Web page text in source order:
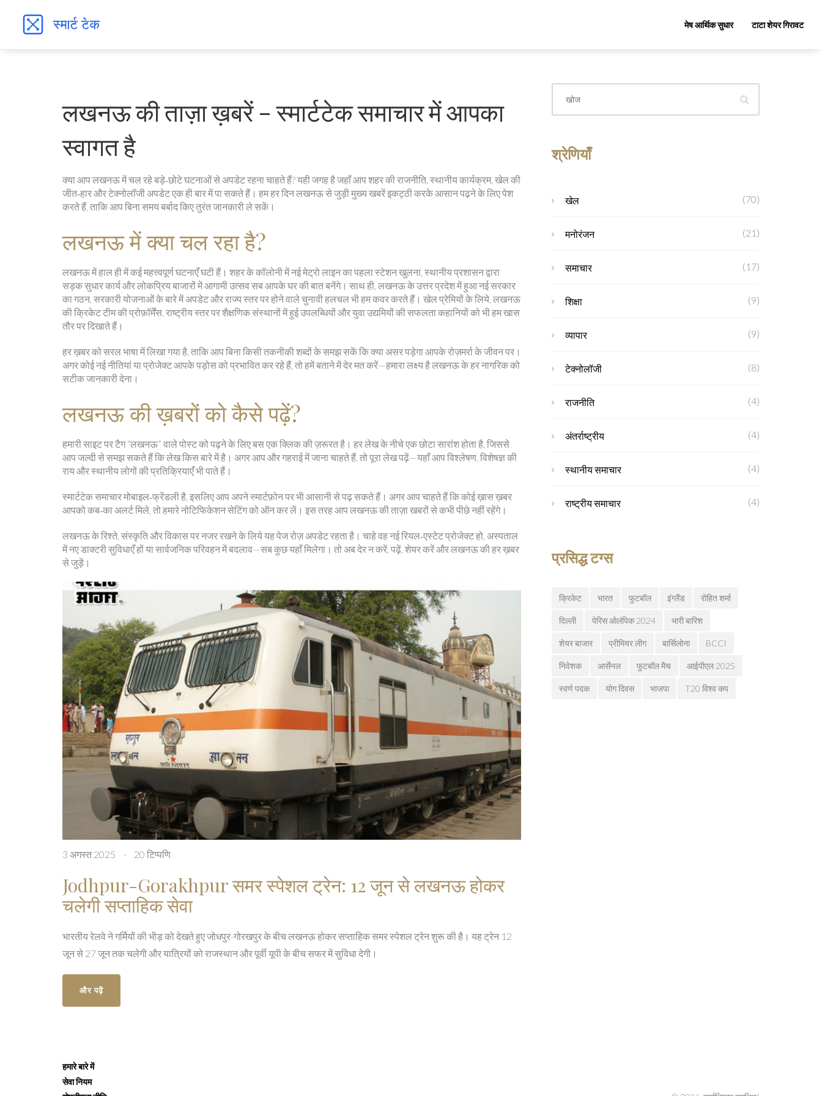
मेष आर्थिक सुधार टाटा शेयर गिरावट
लखनऊ की ताज़ा ख़बरें – स्मार्टटेक समाचार में आपका
स्वागत है
क्या आप लखनऊ में चल रहे बड़े‑छोटे घटनाओं से अपडेट रहना चाहते हैं? यही जगह है जहाँ आप शहर की राजनीति, स्थानीय कार्यक्रम, खेल की
जीत‑हार और टेक्नोलॉजी अपडेट एक ही बार में पा सकते हैं। हम हर दिन लखनऊ से जुड़ी मुख्य खबरें इकट्ठी करके आसान पढ़ने के लिए पेश
करते हैं, ताकि आप बिना समय बर्बाद किए तुरंत जानकारी ले सकें।
लखनऊ में क्या चल रहा है?
लखनऊ में हाल ही में कई महत्त्वपूर्ण घटनाएँ घटी हैं। शहर के कॉलोनी में नई मेट्रो लाइन का पहला स्टेशन खुलना, स्थानीय प्रशासन द्वारा
सड़क सुधार कार्य और लोकप्रिय बाजारों में आगामी उत्सव सब आपके घर की बात बनेंगे। साथ ही, लखनऊ के उत्तर प्रदेश में हुआ नई सरकार
का गठन, सरकारी योजनाओं के बारे में अपडेट और राज्य स्तर पर होने वाले चुनावी हलचल भी हम कवर करते हैं। खेल प्रेमियों के लिये, लखनऊ
की क्रिकेट टीम की प्रोफ़ॉर्मेंस, राष्ट्रीय स्तर पर शैक्षणिक संस्थानों में हुई उपलब्धियों और युवा उद्यमियों की सफलता कहानियों को भी हम खास
तौर पर दिखाते हैं।
हर ख़बर को सरल भाषा में लिखा गया है, ताकि आप बिना किसी तकनीकी शब्दों के समझ सकें कि क्या असर पड़ेगा आपके रोज़मर्रा के जीवन पर।
अगर कोई नई नीतियां या प्रोजेक्ट आपके पड़ोस को प्रभावित कर रहे हैं, तो हमें बताने में देर मत करें—हमारा लक्ष्य है लखनऊ के हर नागरिक को
सटीक जानकारी देना।
लखनऊ की ख़बरों को कैसे पढ़ें?
हमारी साइट पर टैग “लखनऊ” वाले पोस्ट को पढ़ने के लिए बस एक क्लिक की ज़रूरत है। हर लेख के नीचे एक छोटा सारांश होता है, जिससे
आप जल्दी से समझ सकते हैं कि लेख किस बारे में है। अगर आप और गहराई में जाना चाहते हैं, तो पूरा लेख पढ़ें—यहाँ आप विश्लेषण, विशेषज्ञ की
राय और स्थानीय लोगों की प्रतिक्रियाएँ भी पाते हैं।
स्मार्टटेक समाचार मोबाइल‑फ्रेंडली है, इसलिए आप अपने स्मार्टफ़ोन पर भी आसानी से पढ़ सकते हैं। अगर आप चाहते हैं कि कोई ख़ास ख़बर
आपको कब‑का अलर्ट मिले, तो हमारे नोटिफिकेशन सेटिंग को ऑन कर लें। इस तरह आप लखनऊ की ताज़ा खबरों से कभी पीछे नहीं रहेंगे।
लखनऊ के रिश्ते, संस्कृति और विकास पर नजर रखने के लिये यह पेज रोज़ अपडेट रहता है। चाहे वह नई रियल‑एस्टेट प्रोजेक्ट हो, अस्पताल
में नए डाक्टरी सुविधाएँ हों या सार्वजनिक परिवहन में बदलाव—सब कुछ यहाँ मिलेगा। तो अब देर न करें, पढ़ें, शेयर करें और लखनऊ की हर ख़बर
से जुड़ें।
3 अगस्त 2025 · 20 टिप्पणि
Jodhpur-Gorakhpur समर स्पेशल ट्रेन: 12 जून से लखनऊ होकर
चलेगी सप्ताहिक सेवा
भारतीय रेलवे ने गर्मियों की भीड़ को देखते हुए जोधपुर-गोरखपुर के बीच लखनऊ होकर सप्ताहिक समर स्पेशल ट्रेन शुरू की है। यह ट्रेन 12
जून से 27 जून तक चलेगी और यात्रियों को राजस्थान और पूर्वी यूपी के बीच सफर में सुविधा देगी।
और पढ़ें
श्रेणियाँ
खेल (70)
मनोरंजन (21)
समाचार (17)
शिक्षा (9)
व्यापार (9)
टेक्नोलॉजी (8)
राजनीति (4)
अंतर्राष्ट्रीय (4)
स्थानीय समाचार (4)
राष्ट्रीय समाचार (4)
प्रसिद्ध टग्स
क्रिकेट भारत फुटबॉल इंग्लैंड रोहित शर्मा
दिल्ली पेरिस ओलंपिक 2024 भारी बारिश
शेयर बाजार प्रीमियर लीग बार्सिलोना BCCI
निवेशक आर्सेनल फुटबॉल मैच आईपीएल 2025
स्वर्ण पदक योग दिवस भाजपा T20 विश्व कप
हमारे बारे में
सेवा नियम